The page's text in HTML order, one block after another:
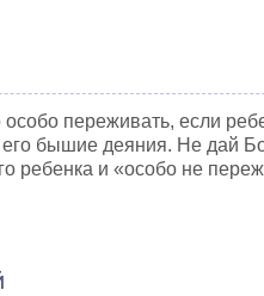
переживать, если
бышие деяния. Не дай
ребенка и «особо не